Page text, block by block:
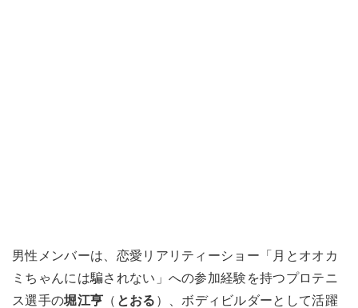
男性メンバーは、恋愛リアリティーショー「月とオオカ
ミちゃんには騙されない」への参加経験を持つプロテニ
ス選手の堀江亨 （ とおる ）、ボディビルダーとして活躍